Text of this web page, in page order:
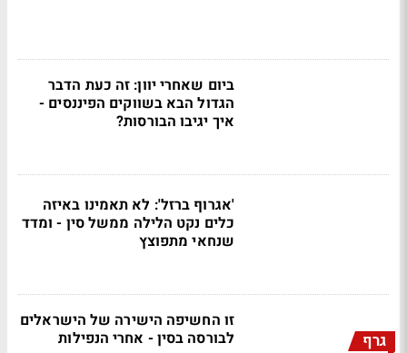
ביום שאחרי יוון: זה כעת הדבר
הגדול הבא בשווקים הפיננסים -
איך יגיבו הבורסות?
'אגרוף ברזל': לא תאמינו באיזה
כלים נקט הלילה ממשל סין - ומדד
שנחאי מתפוצץ
גרף
זו החשיפה הישירה של הישראלים
לבורסה בסין - אחרי הנפילות